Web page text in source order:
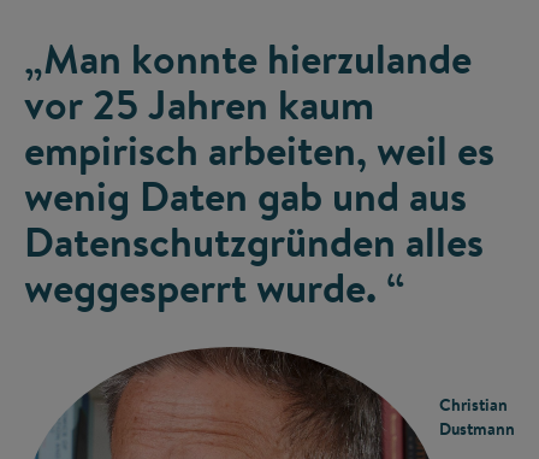
„Man konnte hierzulande
vor 25 Jahren kaum
empirisch arbeiten, weil es
wenig Daten gab und aus
Datenschutzgründen alles
weggesperrt wurde. “
Christian
Dustmann